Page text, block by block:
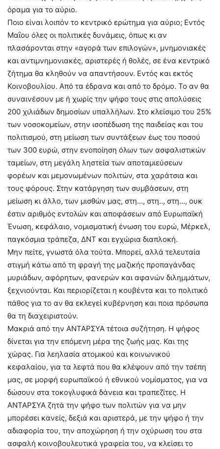
όραμα για το αύριο.
Ποιο είναι λοιπόν το κεντρικό ερώτημα για αύριο; Εντός
Μαΐου όλες οι πολιτικές δυνάμεις, όπως κι αν
πλασάρονται στην «αγορά των επιλογών», μνημονιακές
και αντιμνημονιακές, αριστερές ή θολές, σε ένα κεντρικό
ζήτημα θα κληθούν να απαντήσουν. Εντός και εκτός
Κοινοβουλίου. Από τα έδρανα και από το δρόμο. Το αν θα
συναινέσουν με ή χωρίς την ψήφο τους στις απολύσεις
200 χιλιάδων δημοσίων υπαλλήλων. Στο κλείσιμο του 25%
των νοσοκομείων, στην ισοπέδωση της παιδείας και του
πολιτισμού, στη μείωση των συντάξεων έως του ποσού
των 300 ευρώ, στην ενοποίηση όλων των ασφαλιστικών
ταμείων, στη μεγάλη ληστεία των αποταμιεύσεων
φορέων και μεμονωμένων πολιτών, στα χαράτσια και
τους φόρους. Στην κατάργηση των συμβάσεων, στη
μείωση κι άλλο, των μισθών μας, στη…, στη.., στη…, ουκ
έστιν αριθμός εντολών και αποφάσεων από Ευρωπαϊκή
Ένωση, κεφάλαιο, νομισματική ένωση του ευρώ, Μέρκελ,
παγκόσμια τράπεζα, ΔΝΤ και εγχώρια διαπλοκή.
Μην πείτε, γνωστά όλα τούτα. Μπορεί, αλλά τελευταία
στιγμή κάτω από τη φραγή της μαζικής προπαγάνδας
μυριάδων, αφόρητων, φανερών και αφανών διλημμάτων,
ξεχνιούνται. Και περιορίζεται η κουβέντα και το πολιτικό
πάθος για το αν θα εκλεγεί κυβέρνηση και ποια πρόσωπα
θα τη διαχειριστούν.
Μακριά από την ΑΝΤΑΡΣΥΑ τέτοια συζήτηση. Η ψήφος
δίνεται για την επόμενη μέρα της ζωής μας. Και της
χώρας. Για λεηλασία ατομικού και κοινωνικού
κεφαλαίου, για τα λεφτά που θα κλέψουν από την τσέπη
μας, σε μορφή ευρωπαϊκού ή εθνικού νομίσματος, για να
δώσουν στα τοκογλυφικά δάνεια και τραπεζίτες. Η
ΑΝΤΑΡΣΥΑ ζητά την ψήφο των πολιτών για να μην
μπορέσει κανείς, δεξιά και αριστερά, με την ψήφο ή την
αδιαφορία του, την αποχώρηση ή την οχύρωση του στα
ασφαλή κοινοβουλευτικά γραφεία του, να κλείσει το